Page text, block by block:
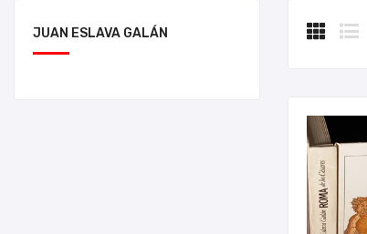
JUAN ESLAVA GALÁN